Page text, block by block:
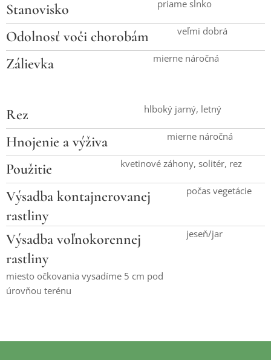
Stanovisko priame slnko
Odolnosť voči chorobám veľmi dobrá
Zálievka mierne náročná
Rez hlboký jarný, letný
Hnojenie a výživa mierne náročná
Použitie kvetinové záhony, solitér, rez
Výsadba kontajnerovanej
rastliny
počas vegetácie
Výsadba voľnokorennej
rastliny
miesto očkovania vysadíme 5 cm pod
úrovňou terénu
jeseň/jar